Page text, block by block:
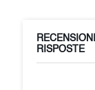
RISPOSTE